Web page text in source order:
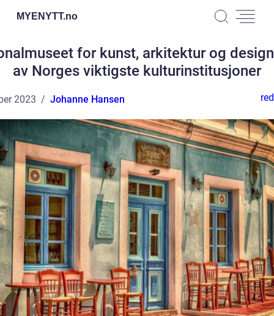
MYENYTT.no
for kunst, arkitektur og
av Norges viktigste kulturinstitusjoner
2023 Johanne Hansen